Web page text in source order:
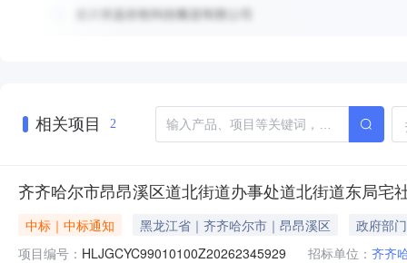
相关项目 2
齐齐哈尔市昂昂溪区道北街道办事处道北街道东局宅
中标｜中标通知 黑龙江省｜齐齐哈尔市｜昂昂溪区
政府部门
项目编号： HLJGCYC99010100Z20262345929 招标单位： 齐齐